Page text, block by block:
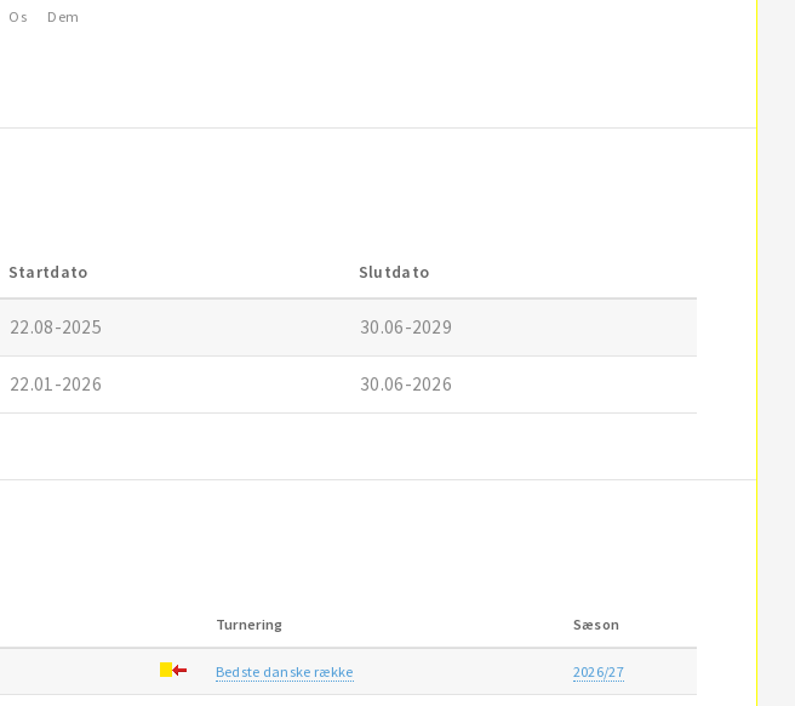
Os Dem
Startdato Slutdato
22.08-2025 30.06-2029
22.01-2026 30.06-2026
Turnering Sæson
Bedste danske række 2026/27